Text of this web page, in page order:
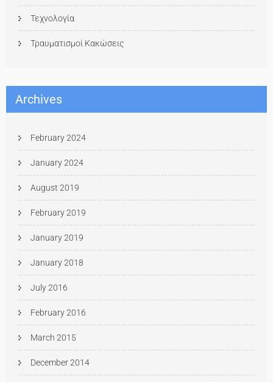
Τεχνολογία
Τραυματισμοί Κακώσεις
Archives
February 2024
January 2024
August 2019
February 2019
January 2019
January 2018
July 2016
February 2016
March 2015
December 2014